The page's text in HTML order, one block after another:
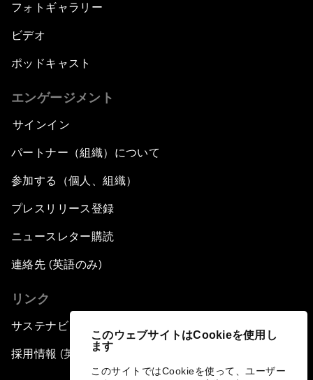
このウェブサイトはCookieを使用し
ます
このサイトではCookieを使って、ユーザー
フォトギャラリー
ビデオ
ポッドキャスト
エンゲージメント
サインイン
パートナー（組織）について
参加する（個人、組織）
プレスリリース登録
ニュースレター購読
連絡先 (英語のみ)
リンク
サステナビリティへの取り組み
採用情報 (英語のみ)